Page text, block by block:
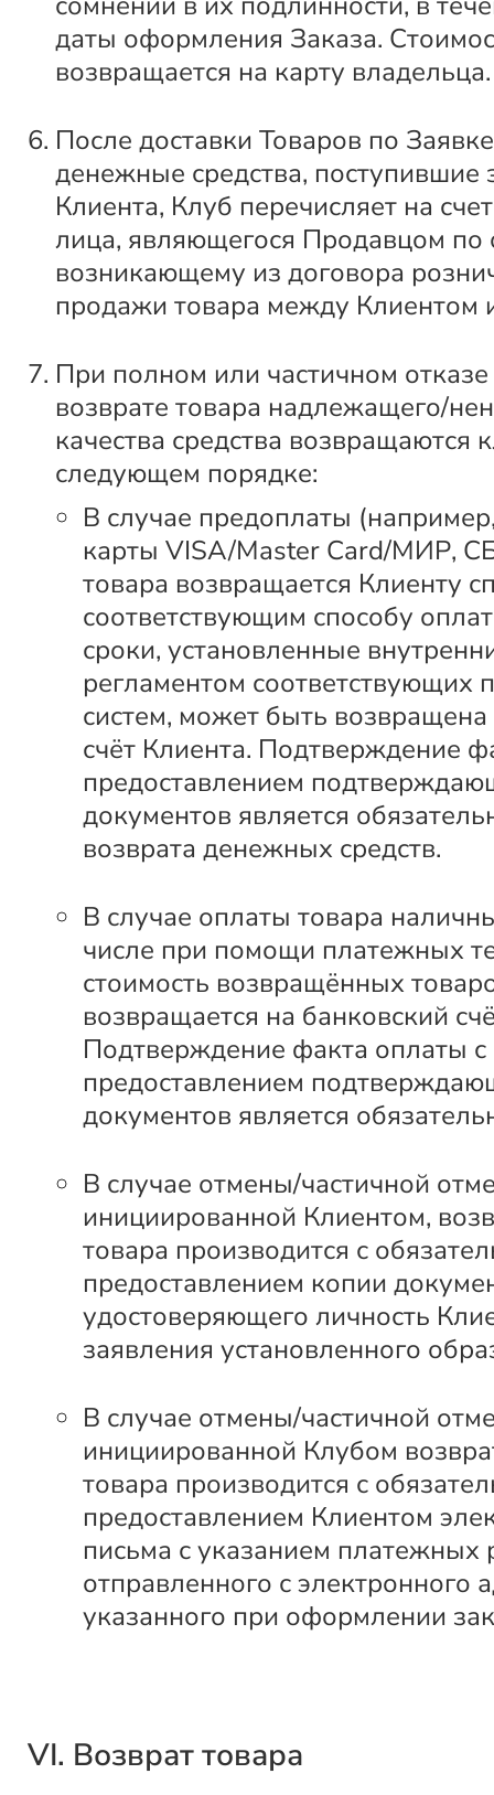
даты оформления Заказа.
возвращается на карту владельца.
После доставки Товаров по
денежные средства, поступившие
Клиента, Клуб перечисляет на
лица, являющегося Продавцом по
возникающему из договора
продажи товара между Клиентом
При полном или частичном отказе
возврате товара надлежащего/
качества средства возвращаются
следующем порядке:
В случае предоплаты
карты VISA/Master Card/МИР,
товара возвращается Клиенту
соответствующим способу
сроки, установленные
регламентом соответствующих
систем, может быть
счёт Клиента. Подтверждение
предоставлением
документов является
возврата денежных средств.
В случае оплаты товара
числе при помощи платежных
стоимость возвращённых
возвращается на банковский
Подтверждение факта оплаты с
предоставлением
документов является
В случае отмены/частичной
инициированной Клиентом,
товара производится с
предоставлением копии
удостоверяющего личность
заявления установленного
В случае отмены/частичной
инициированной Клубом
товара производится с
предоставлением Клиентом
письма с указанием платежных
отправленного с электронного
указанного при оформлении
VI. Возврат товара